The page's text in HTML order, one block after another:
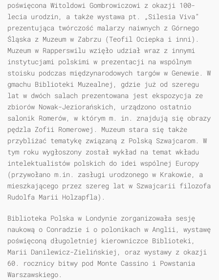
poświęcona Witoldowi Gombrowiczowi z okazji 100-
lecia urodzin, a także wystawa pt. „Silesia Viva”
prezentująca twórczość malarzy naiwnych z Górnego
Śląska z Muzeum w Zabrzu (Teofil Ociepka i inni).
Muzeum w Rapperswilu wzięło udział wraz z innymi
instytucjami polskimi w prezentacji na wspólnym
stoisku podczas międzynarodowych targów w Genewie. W
gmachu Biblioteki Muzealnej, gdzie już od szeregu
lat w dwóch salach prezentowana jest ekspozycja ze
zbiorów Nowak-Jeziorańskich, urządzono ostatnio
salonik Romerów, w którym m. in. znajdują się obrazy
pędzla Zofii Romerowej. Muzeum stara się także
przybliżać tematykę związaną z Polską Szwajcarom. W
tym roku wygłoszony został wykład na temat wkładu
intelektualistów polskich do idei wspólnej Europy
(przywołano m.in. zasługi urodzonego w Krakowie, a
mieszkającego przez szereg lat w Szwajcarii filozofa
Rudolfa Marii Holzapfla).
Biblioteka Polska w Londynie zorganizowała sesję
naukową o Conradzie i o polonikach w Anglii, wystawę
poświęconą długoletniej kierowniczce Biblioteki,
Marii Danilewicz-Zielińskiej, oraz wystawy z okazji
60. rocznicy bitwy pod Monte Cassino i Powstania
Warszawskiego.